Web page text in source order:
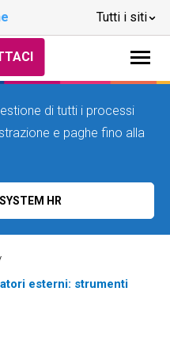
Tutti i siti
di tutti i processi
e paghe fino alla
HR
esterni: strumenti